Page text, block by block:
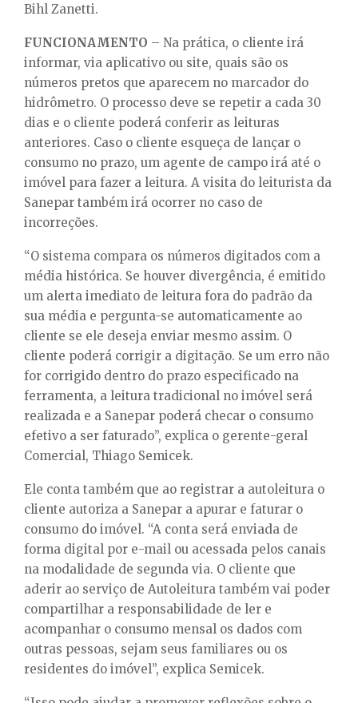
Bihl Zanetti.
FUNCIONAMENTO – Na prática, o cliente irá
informar, via aplicativo ou site, quais são os
números pretos que aparecem no marcador do
hidrômetro. O processo deve se repetir a cada 30
dias e o cliente poderá conferir as leituras
anteriores. Caso o cliente esqueça de lançar o
consumo no prazo, um agente de campo irá até o
imóvel para fazer a leitura. A visita do leiturista da
Sanepar também irá ocorrer no caso de
incorreções.
“O sistema compara os números digitados com a
média histórica. Se houver divergência, é emitido
um alerta imediato de leitura fora do padrão da
sua média e pergunta-se automaticamente ao
cliente se ele deseja enviar mesmo assim. O
cliente poderá corrigir a digitação. Se um erro não
for corrigido dentro do prazo especificado na
ferramenta, a leitura tradicional no imóvel será
realizada e a Sanepar poderá checar o consumo
efetivo a ser faturado”, explica o gerente-geral
Comercial, Thiago Semicek.
Ele conta também que ao registrar a autoleitura o
cliente autoriza a Sanepar a apurar e faturar o
consumo do imóvel. “A conta será enviada de
forma digital por e-mail ou acessada pelos canais
na modalidade de segunda via. O cliente que
aderir ao serviço de Autoleitura também vai poder
compartilhar a responsabilidade de ler e
acompanhar o consumo mensal os dados com
outras pessoas, sejam seus familiares ou os
residentes do imóvel”, explica Semicek.